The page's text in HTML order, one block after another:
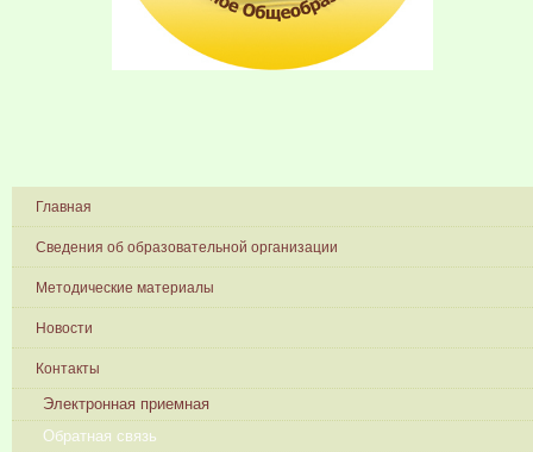
Главная
Сведения об образовательной организации
Методические материалы
Новости
Контакты
Электронная приемная
Обратная связь